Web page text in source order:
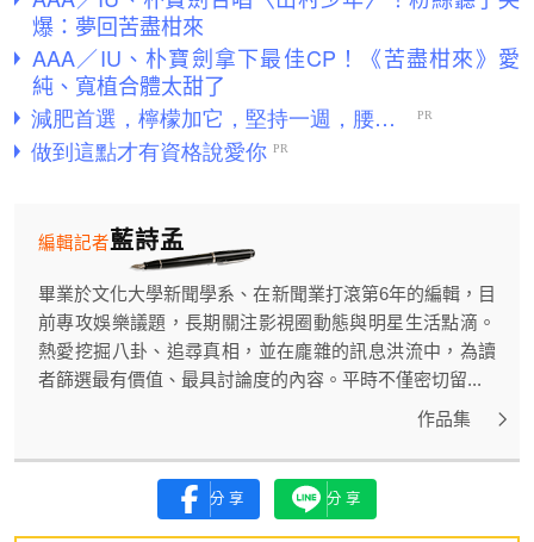
爆：夢回苦盡柑來
AAA／IU、朴寶劍拿下最佳CP！《苦盡柑來》愛
純、寬植合體太甜了
藍詩孟
編輯記者
畢業於文化大學新聞學系、在新聞業打滾第6年的編輯，目
前專攻娛樂議題，長期關注影視圈動態與明星生活點滴。
熱愛挖掘八卦、追尋真相，並在龐雜的訊息洪流中，為讀
者篩選最有價值、最具討論度的內容。平時不僅密切留...
作品集
分享 分享